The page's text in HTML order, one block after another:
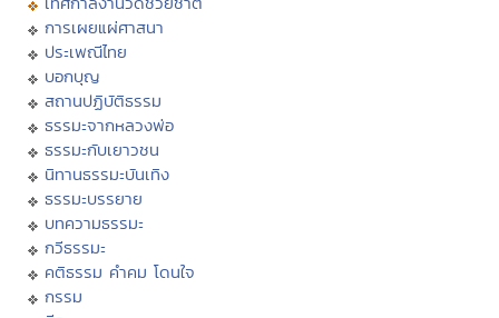
การเผยแผ่ศาสนา
ประเพณีไทย
บอกบุญ
สถานปฏิบัติธรรม
ธรรมะจากหลวงพ่อ
ธรรมะกับเยาวชน
นิทานธรรมะบันเทิง
ธรรมะบรรยาย
บทความธรรมะ
กวีธรรมะ
คติธรรม คำคม โดนใจ
กรรม